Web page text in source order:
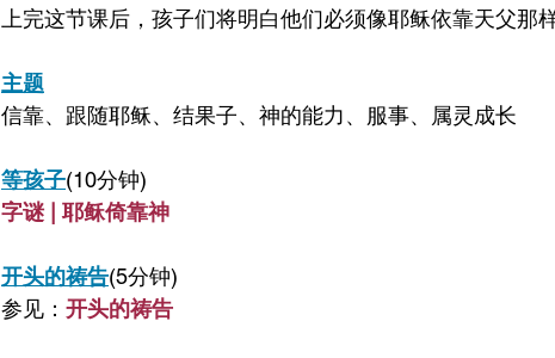
上完这节课后，孩子们将明白他们必须像耶稣依靠天父那
主题
信靠、跟随耶稣、结果子、神的能力、服事、属灵成长
等孩子(10分钟)
字谜 | 耶稣倚靠神
开头的祷告(5分钟)
参见： 开头的祷告